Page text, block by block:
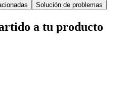
Solución de problemas
a tu producto